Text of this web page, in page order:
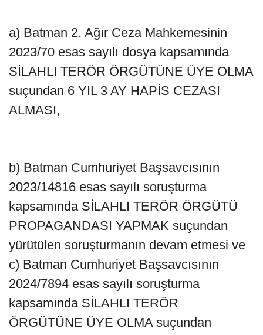
a) Batman 2. Ağır Ceza Mahkemesinin
2023/70 esas sayılı dosya kapsamında
SİLAHLI TERÖR ÖRGÜTÜNE ÜYE OLMA
suçundan 6 YIL 3 AY HAPİS CEZASI
ALMASI,
b) Batman Cumhuriyet Başsavcısının
2023/14816 esas sayılı soruşturma
kapsamında SİLAHLI TERÖR ÖRGÜTÜ
PROPAGANDASI YAPMAK suçundan
yürütülen soruşturmanın devam etmesi ve
c) Batman Cumhuriyet Başsavcısının
2024/7894 esas sayılı soruşturma
kapsamında SİLAHLI TERÖR
ÖRGÜTÜNE ÜYE OLMA suçundan